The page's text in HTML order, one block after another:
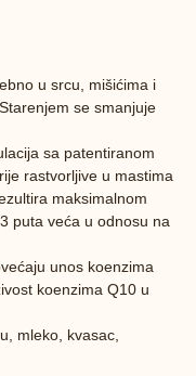
u srcu, mišićima i
se smanjuje
sa patentiranom
rastvorljive u mastima
maksimalnom
puta veća u odnosu na
unos koenzima
koenzima Q10 u
mleko, kvasac,